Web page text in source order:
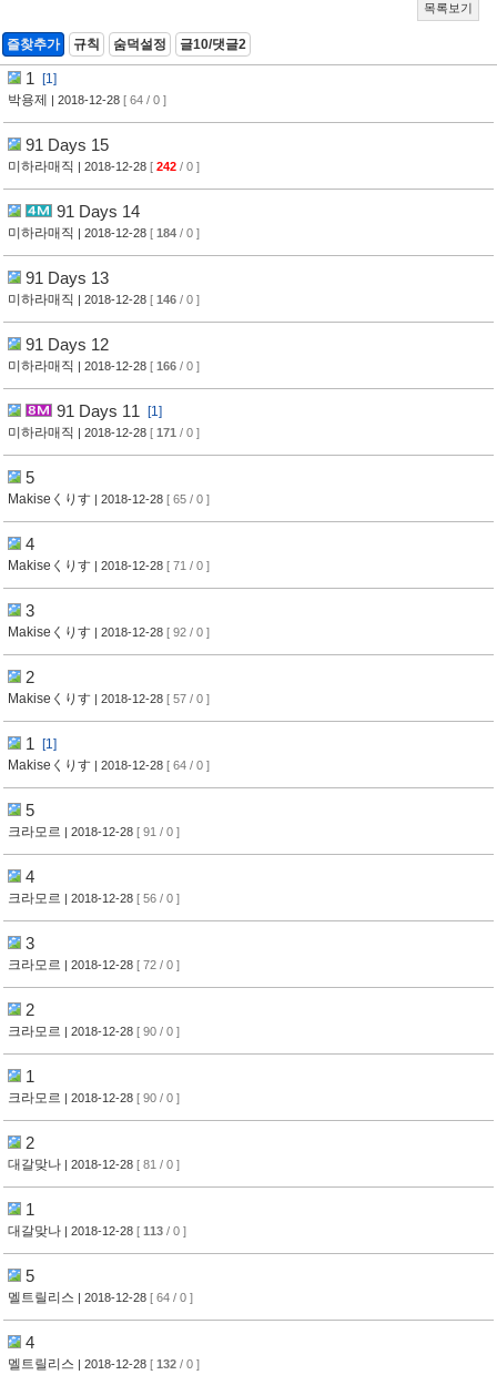
목록보기
즐찾추가 규칙 숨덕설정 글10/댓글2
1
[1]
박용제
| 2018-12-28 [ 64 / 0 ]
91 Days 15
미하라매직 | 2018-12-28 [ 242 / 0 ]
91 Days 14
미하라매직 | 2018-12-28 [ 184 / 0 ]
91 Days 13
미하라매직 | 2018-12-28 [ 146 / 0 ]
91 Days 12
미하라매직 | 2018-12-28 [ 166 / 0 ]
91 Days 11
[1]
미하라매직 | 2018-12-28 [ 171 / 0 ]
5
Makiseくりす | 2018-12-28 [ 65 / 0 ]
4
Makiseくりす | 2018-12-28 [ 71 / 0 ]
3
Makiseくりす | 2018-12-28 [ 92 / 0 ]
2
Makiseくりす | 2018-12-28 [ 57 / 0 ]
1
[1]
Makiseくりす | 2018-12-28 [ 64 / 0 ]
5
크라모르 | 2018-12-28 [ 91 / 0 ]
4
크라모르 | 2018-12-28 [ 56 / 0 ]
3
크라모르 | 2018-12-28 [ 72 / 0 ]
2
크라모르 | 2018-12-28 [ 90 / 0 ]
1
크라모르 | 2018-12-28 [ 90 / 0 ]
2
대갈맞나 | 2018-12-28 [ 81 / 0 ]
1
대갈맞나 | 2018-12-28 [ 113 / 0 ]
5
멜트릴리스 | 2018-12-28 [ 64 / 0 ]
4
멜트릴리스 | 2018-12-28 [ 132 / 0 ]